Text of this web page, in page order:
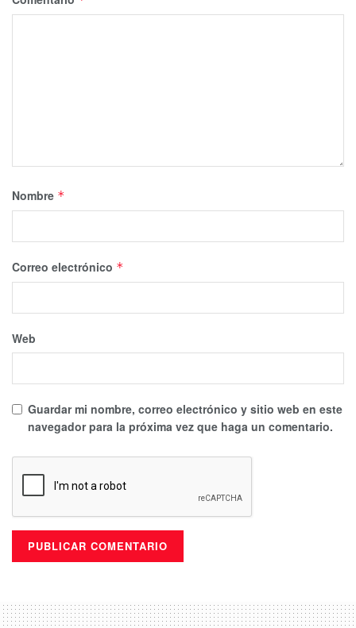
nivel nacional durante el 2022, comparado al mismo
Nombre *
Correo electrónico *
Web
Guardar mi nombre, correo electrónico y sitio web en este
navegador para la próxima vez que haga un comentario.